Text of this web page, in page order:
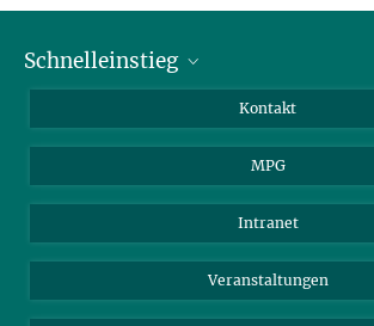
Schnelleinstieg
Studierende
Bewerber*innen
Kontakt
MPG
Intranet
Veranstaltungen